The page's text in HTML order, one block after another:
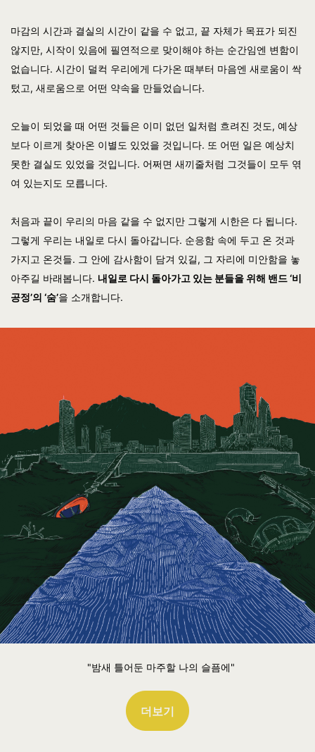
마감의 시간과 결실의 시간이 같을 수 없고, 끝 자체가 목표가 되진
않지만, 시작이 있음에 필연적으로 맞이해야 하는 순간임엔 변함이
없습니다. 시간이 덜컥 우리에게 다가온 때부터 마음엔 새로움이 싹
텄고, 새로움으로 어떤 약속을 만들었습니다.
오늘이 되었을 때 어떤 것들은 이미 없던 일처럼 흐려진 것도, 예상
보다 이르게 찾아온 이별도 있었을 것입니다. 또 어떤 일은 예상치
못한 결실도 있었을 것입니다. 어쩌면 새끼줄처럼 그것들이 모두 엮
여 있는지도 모릅니다.
처음과 끝이 우리의 마음 같을 수 없지만 그렇게 시한은 다 됩니다.
그렇게 우리는 내일로 다시 돌아갑니다. 순응함 속에 두고 온 것과
가지고 온것들. 그 안에 감사함이 담겨 있길, 그 자리에 미안함을 놓
아주길 바래봅니다. 내일로 다시 돌아가고 있는 분들을 위해 밴드 ‘비
공정’의 ‘숨’을 소개합니다.
"밤새 틀어둔 마주할 나의 슬픔에"
더보기